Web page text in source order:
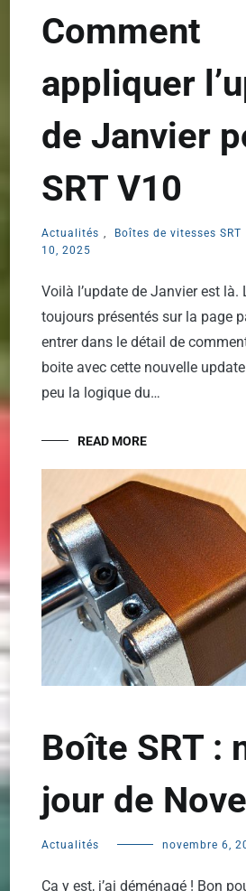
Comment
appliquer
de Janvier
SRT V10
Actualités , Boîtes de vitesses SRT
10, 2025
Voilà l’update de Janvier est là.
toujours présentés sur la page
entrer dans le détail de
boite avec cette nouvelle
peu la logique du…
READ MORE
Boîte SRT :
jour de
Actualités novembre 6,
Ça y est, j’ai déménagé ! Bon